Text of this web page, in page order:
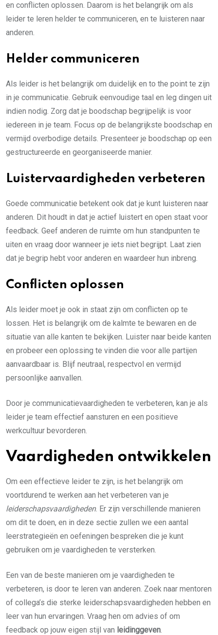
en conflicten oplossen. Daarom is het belangrijk om als
leider te leren helder te communiceren, en te luisteren naar
anderen.
Helder communiceren
Als leider is het belangrijk om duidelijk en to the point te zijn
in je communicatie. Gebruik eenvoudige taal en leg dingen uit
indien nodig. Zorg dat je boodschap begrijpelijk is voor
iedereen in je team. Focus op de belangrijkste boodschap en
vermijd overbodige details. Presenteer je boodschap op een
gestructureerde en georganiseerde manier.
Luistervaardigheden verbeteren
Goede communicatie betekent ook dat je kunt luisteren naar
anderen. Dit houdt in dat je actief luistert en open staat voor
feedback. Geef anderen de ruimte om hun standpunten te
uiten en vraag door wanneer je iets niet begrijpt. Laat zien
dat je begrip hebt voor anderen en waardeer hun inbreng.
Conflicten oplossen
Als leider moet je ook in staat zijn om conflicten op te
lossen. Het is belangrijk om de kalmte te bewaren en de
situatie van alle kanten te bekijken. Luister naar beide kanten
en probeer een oplossing te vinden die voor alle partijen
aanvaardbaar is. Blijf neutraal, respectvol en vermijd
persoonlijke aanvallen.
Door je communicatievaardigheden te verbeteren, kan je als
leider je team effectief aansturen en een positieve
werkcultuur bevorderen.
Vaardigheden ontwikkelen
Om een effectieve leider te zijn, is het belangrijk om
voortdurend te werken aan het verbeteren van je
leiderschapsvaardigheden. Er zijn verschillende manieren
om dit te doen, en in deze sectie zullen we een aantal
leerstrategieën en oefeningen bespreken die je kunt
gebruiken om je vaardigheden te versterken.
Een van de beste manieren om je vaardigheden te
verbeteren, is door te leren van anderen. Zoek naar mentoren
of collega’s die sterke leiderschapsvaardigheden hebben en
leer van hun ervaringen. Vraag hen om advies of om
feedback op jouw eigen stijl van leidinggeven